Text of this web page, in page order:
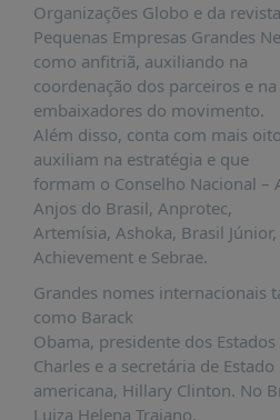
Organizações Globo e da revista
Pequenas Empresas Grandes
como anfitriã, auxiliando na
coordenação dos parceiros e
embaixadores do movimento.
Além disso, conta com mais
auxiliam na estratégia e que
formam o Conselho Nacional –
Anjos do Brasil, Anprotec,
Artemísia, Ashoka, Brasil
Achievement e Sebrae.
Grandes nomes internacionais
como Barack
Obama, presidente dos
Charles e a secretária de Estado
americana, Hillary Clinton. No
Luiza Helena Trajano,